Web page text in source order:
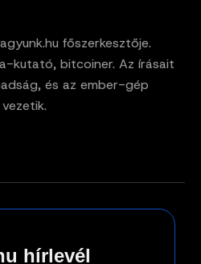
főszerkesztője.
kutató, bitcoiner. Az írásait
és az ember-gép
hírlevél